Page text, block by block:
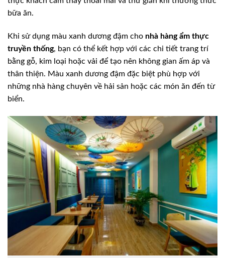
bữa ăn.
Khi sử dụng màu xanh dương đậm cho nhà hàng ẩm thực
truyền thống, bạn có thể kết hợp với các chi tiết trang trí
bằng gỗ, kim loại hoặc vải để tạo nên không gian ấm áp và
thân thiện. Màu xanh dương đậm đặc biệt phù hợp với
những nhà hàng chuyên về hải sản hoặc các món ăn đến từ
biển.